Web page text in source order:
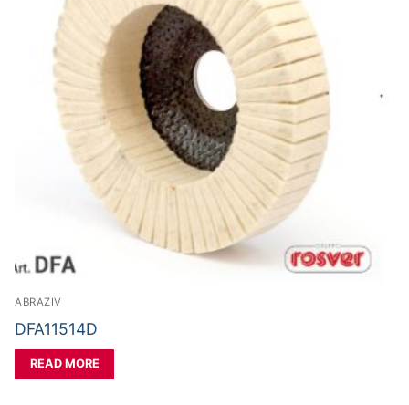
ABRAZIV
DFA11514D
READ MORE